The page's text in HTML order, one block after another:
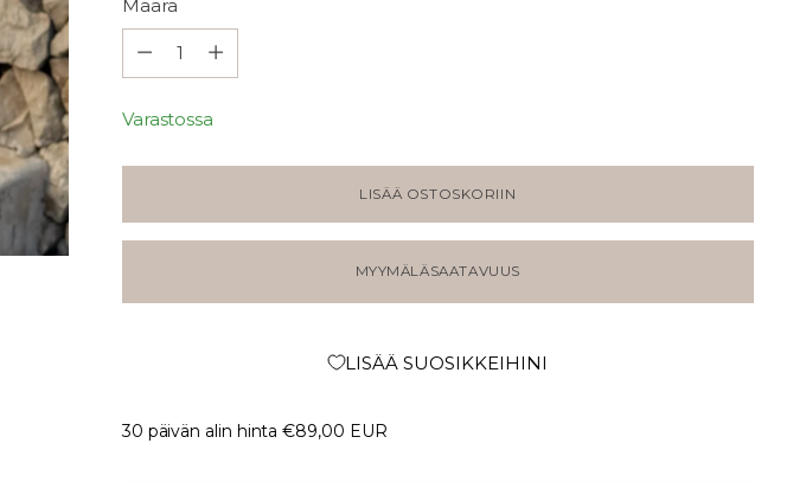
Määrä
Varastossa
LISÄÄ OSTOSKORIIN
MYYMÄLÄSAATAVUUS
LISÄÄ SUOSIKKEIHINI
30 päivän alin hinta €89,00 EUR